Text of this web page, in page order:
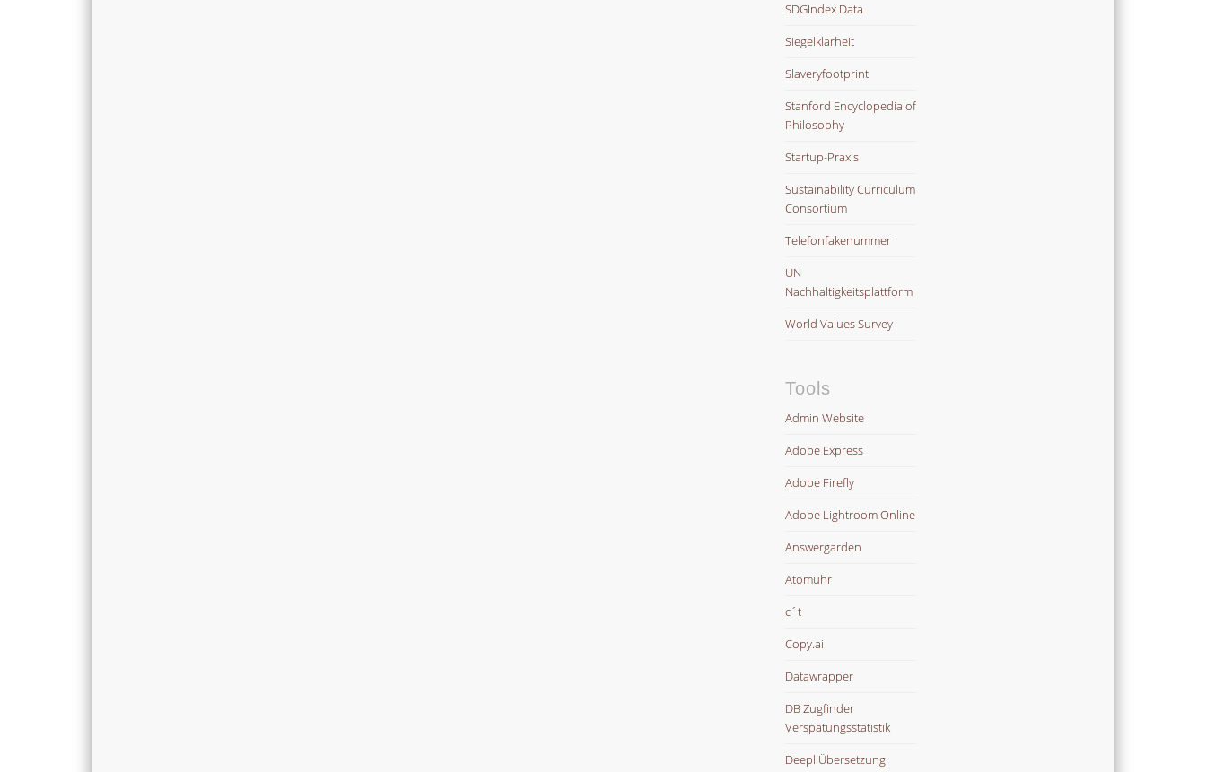
SDGIndex Data
Siegelklarheit
Slaveryfootprint
Stanford Encyclopedia of
Philosophy
Startup-Praxis
Sustainability Curriculum
Consortium
Telefonfakenummer
UN
Nachhaltigkeitsplattform
World Values Survey
Tools
Admin Website
Adobe Express
Adobe Firefly
Adobe Lightroom Online
Answergarden
Atomuhr
c´t
Copy.ai
Datawrapper
DB Zugfinder
Verspätungsstatistik
Deepl Übersetzung